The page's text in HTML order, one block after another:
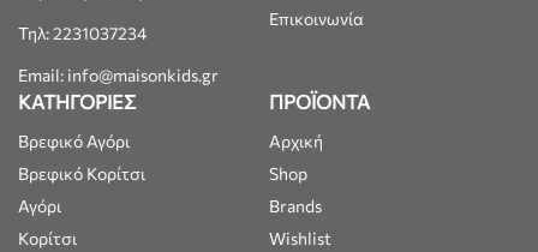
Τηλ: 2231037234
Email: info@maisonkids.gr
Επικοινωνία
ΚΑΤΗΓΟΡΙΕΣ
Βρεφικό Αγόρι
Βρεφικό Κορίτσι
Αγόρι
Κορίτσι
ΠΡΟΪΟΝΤΑ
Αρχική
Shop
Brands
Wishlist